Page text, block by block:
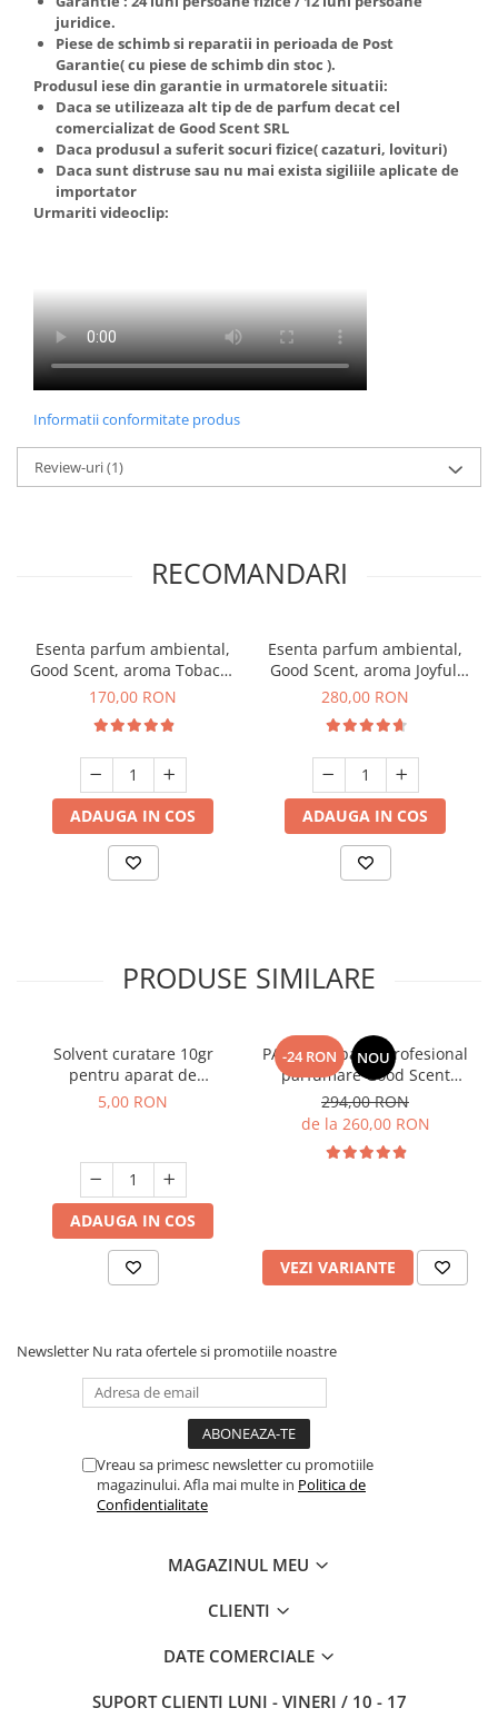
juridice.
Piese de schimb si reparatii in perioada de Post
Garantie( cu piese de schimb din stoc ).
Produsul iese din garantie in urmatorele situatii:
Daca se utilizeaza alt tip de de parfum decat cel
comercializat de Good Scent SRL
Daca produsul a suferit socuri fizice( cazaturi, lovituri)
Daca sunt distruse sau nu mai exista sigiliile aplicate de
importator
Urmariti videoclip:
Informatii conformitate produs
Review-uri(1)
RECOMANDARI
Esenta parfum ambiental,
Good Scent, aroma Tobacco
& Vanilla, 200 g
170,00 RON
ADAUGA IN COS
Esenta parfum ambiental,
Good Scent, aroma Joyful,
500 g
280,00 RON
ADAUGA IN COS
PRODUSE SIMILARE
Solvent curatare 10gr
pentru aparat de
parfumare prin nebulizare
5,00 RON
ADAUGA IN COS
-24 RON NOU
PACHET: Aparat profesional
parfumare Good Scent
Aroma Car Diffuser, cu
baterie interna, negru si 5
rezerve incluse
294,00 RON
de la 260,00 RON
VEZI VARIANTE
Newsletter Nu rata ofertele si promotiile noastre
Vreau sa primesc newsletter cu promotiile
magazinului. Afla mai multe in Politica de
Confidentialitate
MAGAZINUL MEU
CLIENTI
DATE COMERCIALE
SUPORT CLIENTI LUNI - VINERI / 10 - 17